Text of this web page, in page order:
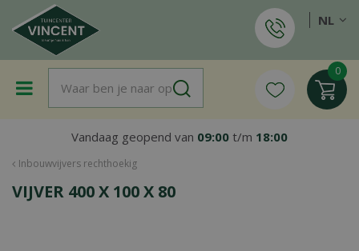
a
Inbouwvijvers rechthoekig
Vandaag geopend van 09:00 t/m 18:00
NL
VIJVER 400 X 100 X 80